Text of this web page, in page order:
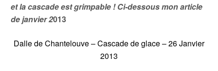
et la cascade est grimpable ! Ci-dessous mon article
de janvier 2013
Dalle de Chantelouve – Cascade de glace – 26 Janvier
2013